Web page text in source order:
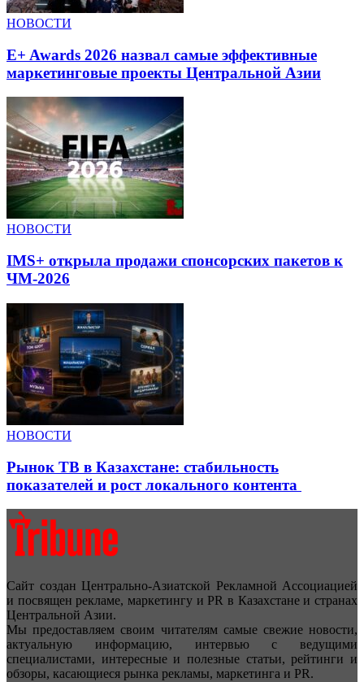
НОВОСТИ
E+ Awards 2026 назвал самые эффективные
маркетинговые проекты Центральной Азии
НОВОСТИ
IMS+ открыла продажи спонсорских пакетов к
ЧМ-2026
НОВОСТИ
Рынок ТВ в Казахстане: стабильность
показателей и рост локального контента
Сайт создан Центрально-Азиатской Рекламной Ассоциацией
и посвящен рекламе, маркетингу и PR в Казахстане и странах
Центральной Азии.
Мы предоставляем своим читателям самые свежие новости,
актуальную информацию, интервью с ведущими
специалистами, интересные и полезные статьи, рейтинги и
обзоры, касающиеся рынка рекламы, маркетинга и PR.